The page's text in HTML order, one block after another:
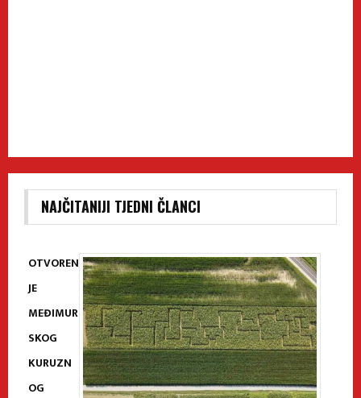
NAJČITANIJI TJEDNI ČLANCI
OTVOREN
JE
MEĐIMUR
SKOG
KURUZN
OG